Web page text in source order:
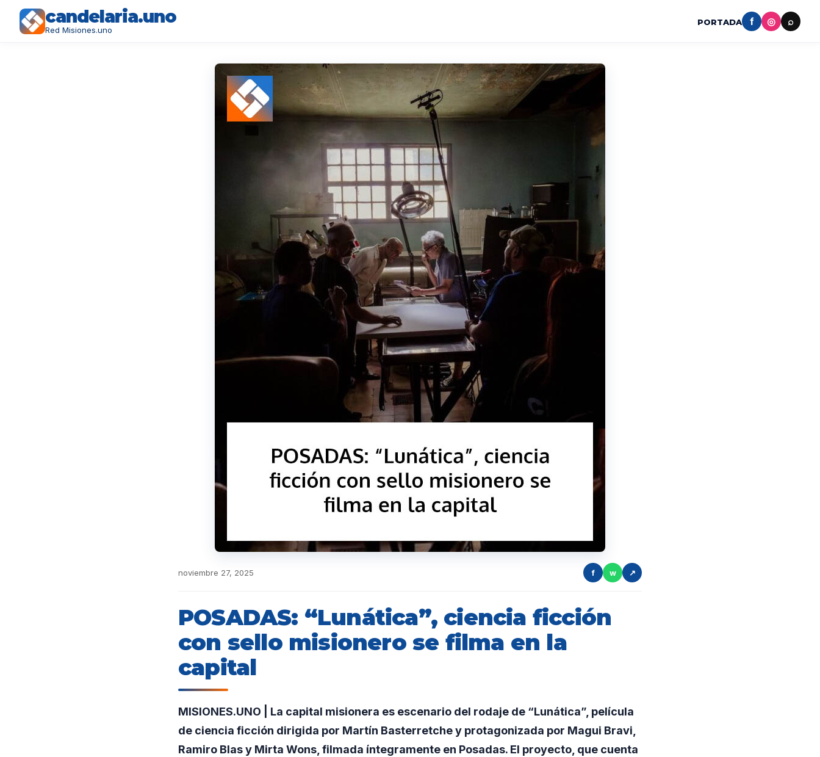
candelaria.uno
Red Misiones.uno
PORTADA f ◎ ⌕
noviembre 27, 2025 f w ↗
POSADAS: “Lunática”, ciencia ficción
con sello misionero se filma en la
capital
MISIONES.UNO | La capital misionera es escenario del rodaje de “Lunática”, película
de ciencia ficción dirigida por Martín Basterretche y protagonizada por Magui Bravi,
Ramiro Blas y Mirta Wons, filmada íntegramente en Posadas. El proyecto, que cuenta